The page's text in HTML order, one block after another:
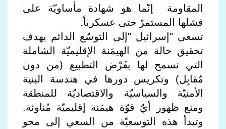
المقاومة إنّما هو شهادة مأساويّة على
فشلها المستمرّ حتى عسكرياً.
تسعى "إسرائيل "إلى التوسّع الدائم بهدف
تحقيق حالة من الهيمَنة الإقليميّة الشاملة
التي تسمح لها بفَرْض التطبيع (من دون
مُقابِل) وتكريس دورها في هندسة البنية
الأمنيّة والسياسيّة والاقتصاديّة للمنطقة
ومنع ظهور أيّ قوّة هيمَنة إقليميّة مُناوئة.
وتبدأ هذه التوسعيّة من السعي إلى محو